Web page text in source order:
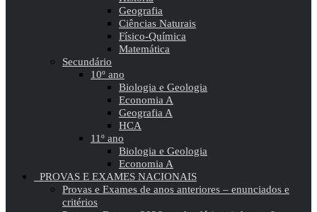
Geografia
Ciências Naturais
Físico-Química
Matemática
Secundário
10º ano
Biologia e Geologia
Economia A
Geografia A
HCA
11º ano
Biologia e Geologia
Economia A
PROVAS E EXAMES NACIONAIS
Provas e Exames de anos anteriores – enunciados e
critérios